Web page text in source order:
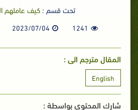
تحت قسم : كيف عاملهم
1241
2023/07/04
المقال مترجم الى :
English
شارك المحتوي بواسطة :